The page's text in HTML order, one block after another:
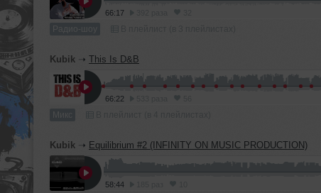
66:17
Радио-шоу
Kubik ➝ This Is D&B
66:22
Микс
Kubik ➝ Equilibrium #2 (INFINITY ON MUSIC PRODUCTION)
58:44